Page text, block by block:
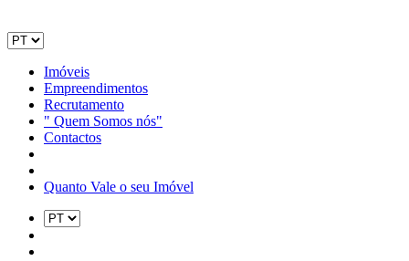
Imóveis
Empreendimentos
Recrutamento
" Quem Somos nós"
Contactos
Quanto Vale o seu Imóvel